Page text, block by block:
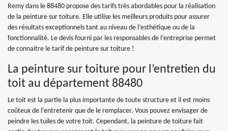
Remy dans le 88480 propose des tarifs très abordables pour la réalisation
de la peinture sur toiture. Elle utilise les meilleurs produits pour assurer
des résultats exceptionnels tant au niveau de l’esthétique ou de la
fonctionnalité. Le devis fourni par les responsables de l’entreprise permet
de connaitre le tarif de peinture sur toiture !
La peinture sur toiture pour l’entretien du
toit au département 88480
Le toit est la partie la plus importante de toute structure et il est moins
coûteux de l'entretenir que de le remplacer. Vous pouvez envisager de
peindre les tuiles de votre toit. Cependant, la peinture de toiture fait